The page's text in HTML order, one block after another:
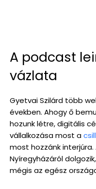
A podcast
vázlata
Gyetvai Szilárd több
években. Ahogy ő
hozunk létre, digitális
vállalkozása most a
most hozzánk
Nyíregyházáról
mégis az egész